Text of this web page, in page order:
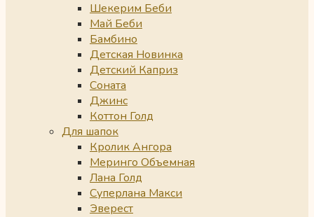
Шекерим Беби
Май Беби
Бамбино
Детская Новинка
Детский Каприз
Соната
Джинс
Коттон Голд
Для шапок
Кролик Ангора
Меринго Объемная
Лана Голд
Суперлана Макси
Эверест